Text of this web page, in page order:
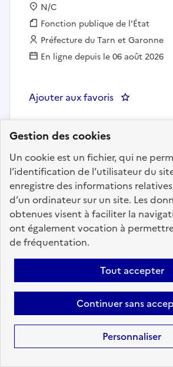
Gestion des cookies
Un cookie est un fichier, qui ne
l’identification de l’utilisateur du
enregistre des informations
d’un ordinateur sur un site. Les
obtenues visent à faciliter la
ont également vocation à
de fréquentation.
Tout accepter
Continuer sans
Personnaliser
Localisation :
N/C
Fonction publique :
Fonction publique de l'État
Employeur :
Préfecture du Tarn et Garonne
En ligne depuis le 06 août 2026
Ajouter aux favoris : Chargée /
19
20 21 200
Aller à la page
Téléchargez
présent
mobile
service
Avec l’application,